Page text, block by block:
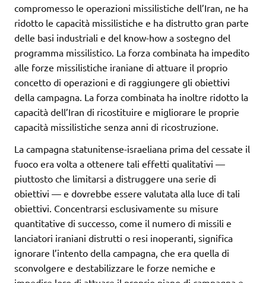
compromesso le operazioni missilistiche dell’Iran, ne ha
ridotto le capacità missilistiche e ha distrutto gran parte
delle basi industriali e del know-how a sostegno del
programma missilistico. La forza combinata ha impedito
alle forze missilistiche iraniane di attuare il proprio
concetto di operazioni e di raggiungere gli obiettivi
della campagna. La forza combinata ha inoltre ridotto la
capacità dell’Iran di ricostituire e migliorare le proprie
capacità missilistiche senza anni di ricostruzione.
La campagna statunitense-israeliana prima del cessate il
fuoco era volta a ottenere tali effetti qualitativi —
piuttosto che limitarsi a distruggere una serie di
obiettivi — e dovrebbe essere valutata alla luce di tali
obiettivi. Concentrarsi esclusivamente su misure
quantitative di successo, come il numero di missili e
lanciatori iraniani distrutti o resi inoperanti, significa
ignorare l’intento della campagna, che era quella di
sconvolgere e destabilizzare le forze nemiche e